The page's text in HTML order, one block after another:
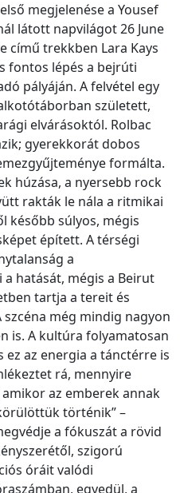
megjelenése a Yousef
látott napvilágot 26 June
című trekkben Lara Kays
fontos lépés a bejrúti
pályáján. A felvétel egy
született,
elvárásoktól. Rolbac
gyerekkorát dobos
formálta.
húzása, a nyersebb rock
rakták le nála a ritmikai
később súlyos, mégis
épített. A térségi
a
hatását, mégis a Beirut
tartja a tereit és
szcéna még mindig nagyon
is. A kultúra folyamatosan
az energia a tánctérre is
rá, mennyire
az emberek annak
történik” –
a fókuszát a rövid
szigorú
óráit valódi
egyedül, a